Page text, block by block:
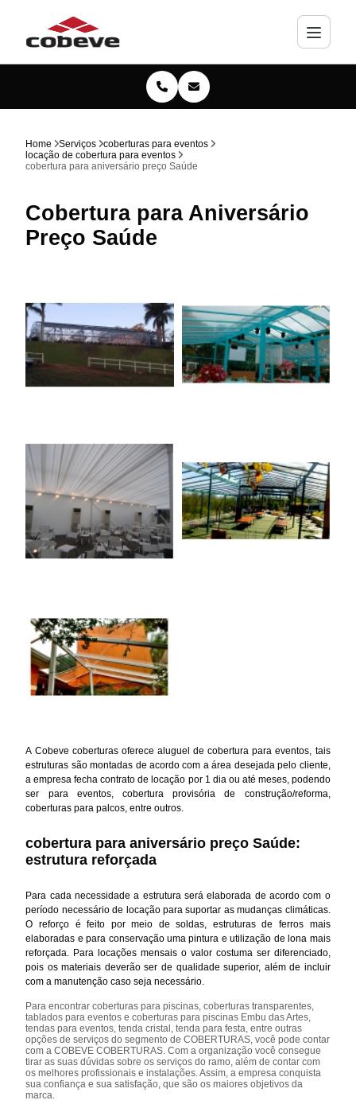
Home Serviços
coberturas para eventos
locação de cobertura para eventos
cobertura para aniversário preço Saúde
Cobertura para Aniversário
Preço Saúde
A Cobeve coberturas oferece aluguel de cobertura para eventos, tais
estruturas são montadas de acordo com a área desejada pelo cliente,
a empresa fecha contrato de locação por 1 dia ou até meses, podendo
ser para eventos, cobertura provisória de construção/reforma,
coberturas para palcos, entre outros.
cobertura para aniversário preço Saúde:
estrutura reforçada
Para cada necessidade a estrutura será elaborada de acordo com o
período necessário de locação para suportar as mudanças climáticas.
O reforço é feito por meio de soldas, estruturas de ferros mais
elaboradas e para conservação uma pintura e utilização de lona mais
reforçada. Para locações mensais o valor costuma ser diferenciado,
pois os materiais deverão ser de qualidade superior, além de incluir
com a manutenção caso seja necessário.
Para encontrar coberturas para piscinas, coberturas transparentes,
tablados para eventos e coberturas para piscinas Embu das Artes,
tendas para eventos, tenda cristal, tenda para festa, entre outras
opções de serviços do segmento de COBERTURAS, você pode contar
com a COBEVE COBERTURAS. Com a organização você consegue
tirar as suas dúvidas sobre os serviços do ramo, além de contar com
os melhores profissionais e instalações. Assim, a empresa conquista
sua confiança e sua satisfação, que são os maiores objetivos da
marca.